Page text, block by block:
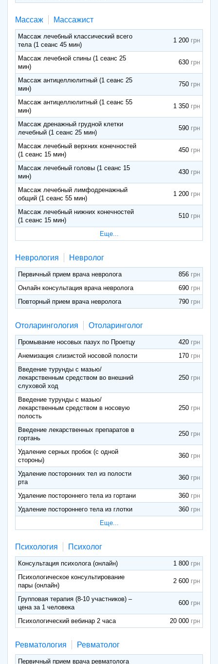
Массаж Массажист
Массаж лечебный классический всего
тела (1 сеанс 45 мин)
1 200
Массаж лечебной спины (1 сеанс 25
мин)
630
Массаж антицеллюлитный (1 сеанс 25
мин)
750
Массаж антицеллюлитный (1 сеанс 55
мин)
1 350
Массаж дренажный грудной клетки
лечебный (1 сеанс 25 мин)
590
Массаж лечебный верхних конечностей
(1 сеанс 15 мин)
450
Массаж лечебный головы (1 сеанс 15
мин)
430
Массаж лечебный лимфодренажный
общий (1 сеанс 55 мин)
1 200
Массаж лечебный нижних конечностей
(1 сеанс 15 мин)
510
Еще...
Неврология Невролог
Первичный прием врача невролога
856
Онлайн консультация врача невролога
690
Повторный прием врача невролога
790
Отоларингология Отоларинголог
Промывание носовых пазух по Проетцу
420
Анемизация слизистой носовой полости
170
Введение турунды с мазью/
лекарственным средством во внешний
слуховой ход
250
Введение турунды с мазью/
лекарственным средством в носовую
полость
250
Введение лекарственных препаратов в
гортань
250
Удаление серных пробок (с одной
стороны)
360
Удаление посторонних тел из полости
рта
360
Удаление постороннего тела из гортани
360
Удаление постороннего тела из глотки
360
Еще...
Психология Психолог
Консультация психолога (онлайн)
1 800
Психологическое консультирование
пары (онлайн)
2 600
Групповая терапия (8-10 участников) –
цена за 1 человека
600
Психологический вебинар 2 часа 20 000
Ревматология Ревматолог
Первичный прием врача ревматолога